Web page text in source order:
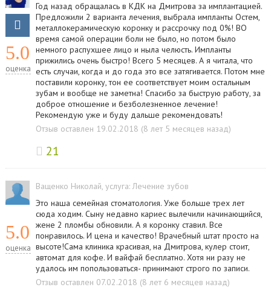
5.0
оценка
Год назад обращалась в КДК на Дмитрова за имплантацией.
Предложили 2 варианта лечения, выбрала импланты Остем,
металлокерамическую коронку и рассрочку под 0%! ВО
время самой операции боли не было, но потом было
немного распухшее лицо и ныла челюсть. Импланты
прижились очень быстро! Всего 5 месяцев. А я читала, что
есть случаи, когда и до года это все затягивается. Потом мне
поставили коронку, тон ее соответствует моим остальным
зубам и вообще не заметна! Спасибо за быструю работу, за
доброе отношение и безболезненное лечение!
Рекомендую уже и буду дальше рекомендовать!
Отзыв оставлен 19.02.2018 (8 лет 5 месяцев назад)
21
5.0
оценка
Ващенко Николай, услуга:Лечение зубов
Это наша семейная стоматология. Уже больше трех лет
сюда ходим. Сыну недавно кариес вылечили начинающийся,
жене 2 пломбы обновили. А я коронку ставил. Все
понравилось. И цена и качество! Врачебный штат просто на
высоте!Сама клиника красивая, на Дмитрова, кулер стоит,
автомат для кофе. И вайфай бесплатно. Хотя ни разу не
удалось им попользоваться- принимают строго по записи.
Отзыв оставлен 07.02.2018 (8 лет 6 месяцев назад)